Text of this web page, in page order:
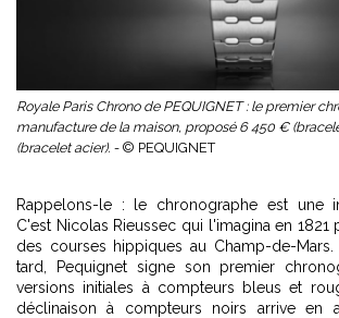
Royale Paris Chrono de PEQUIGNET : le premier
manufacture de la maison, proposé 6 450 €
(bracelet acier). - © PEQUIGNET
Rappelons-le : le chronographe est une
C'est Nicolas Rieussec qui l'imagina en
des courses hippiques au Champ-de-
tard, Pequignet signe son premier
versions initiales à compteurs bleus et
déclinaison à compteurs noirs arrive en